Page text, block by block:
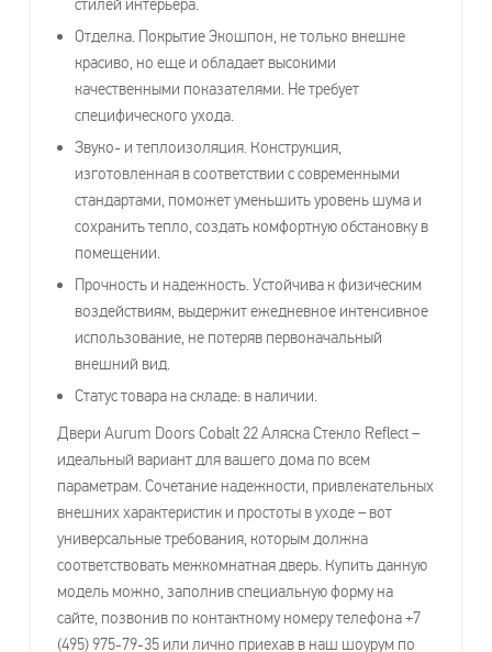
Отделка. Покрытие Экошпон, не только внешне
красиво, но еще и обладает высокими
качественными показателями. Не требует
специфического ухода.
Звуко- и теплоизоляция. Конструкция,
изготовленная в соответствии с современными
стандартами, поможет уменьшить уровень шума и
сохранить тепло, создать комфортную обстановку в
помещении.
Прочность и надежность. Устойчива к физическим
воздействиям, выдержит ежедневное интенсивное
использование, не потеряв первоначальный
внешний вид.
Статус товара на складе: в наличии.
Двери Aurum Doors Cobalt 22 Аляска Стекло Reflect –
идеальный вариант для вашего дома по всем
параметрам. Сочетание надежности, привлекательных
внешних характеристик и простоты в уходе – вот
универсальные требования, которым должна
соответствовать межкомнатная дверь. Купить данную
модель можно, заполнив специальную форму на
сайте, позвонив по контактному номеру телефона +7
(495) 975-79-35 или лично приехав в наш шоурум по